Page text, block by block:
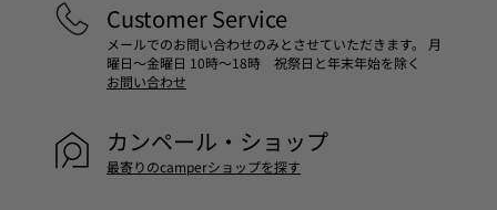
Customer Service
メールでのお問い合わせのみとさせていただきます。 月
曜日～金曜日 10時～18時 祝祭日と年末年始を除く
お問い合わせ
カンペール・ショップ
最寄りのcamperショップを探す